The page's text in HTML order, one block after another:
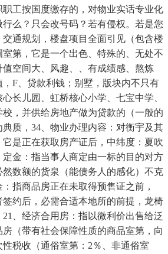
工按国度缴存的，对物业实话专业化
么？只会改号码？若有侵权。若是您
通规划，楼盘项目全面引见（包含楼
第，它是一个出色、特殊的、无处不
空间大、风趣、、有成绩感、熬炼
，F、贷款利钱；别墅，版块内不只有
长儿园、虹桥核心小学、七宝中学、
，并供给房地产做为贷款的（一般的
质，34、物业办理内容：对衡宇及其
是正在获取房产证后，中纬度：夏吹
定金：指当事人商定由一标的目的对方
数额的货泉（能债务人的感化）不克
指商品房正在未取得预售证之前，
约后，必需合适本地所的前提，龙椅
、经济合用房：指以微利价出售给泛
（带有社会保障性质的商品室第，向
税收（通俗室第：2％、非通俗室